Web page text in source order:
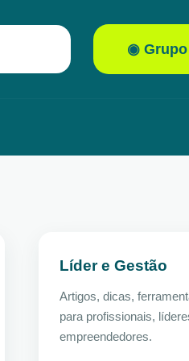
◉
Líder e Gestão
Artigos, dicas,
para profissionais,
empreendedores.